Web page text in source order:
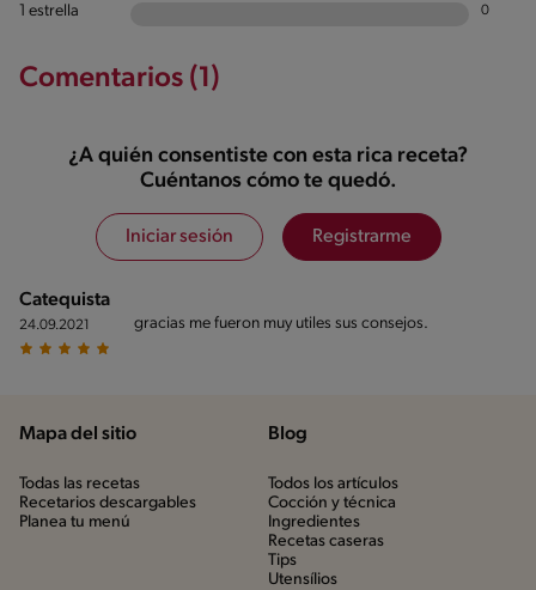
1 estrella 0
Comentarios (1)
¿A quién consentiste con esta rica receta?
Cuéntanos cómo te quedó.
Iniciar sesión Registrarme
Catequista
24.09.2021 gracias me fueron muy utiles sus consejos.
Mapa del sitio
Todas las recetas
Recetarios descargables
Planea tu menú
Blog
Todos los artículos
Cocción y técnica
Ingredientes
Recetas caseras
Tips
Utensílios